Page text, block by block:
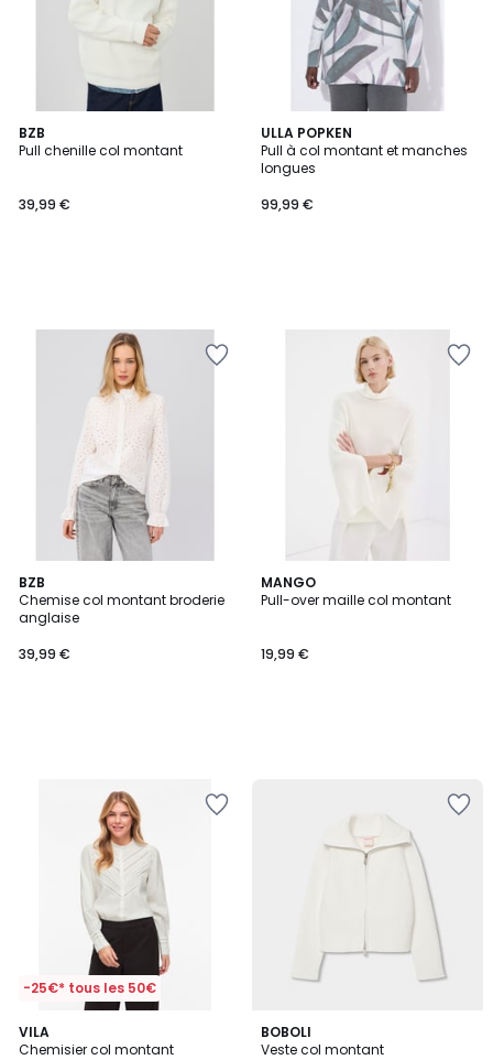
BZB
Pull chenille col montant
39,99 €
ULLA POPKEN
Pull à col montant et manches
longues
99,99 €
BZB
Chemise col montant broderie
anglaise
39,99 €
MANGO
Pull-over maille col montant
19,99 €
-25€* tous les 50€
VILA
Chemisier col montant
3
/
BOBOLI
Veste col montant